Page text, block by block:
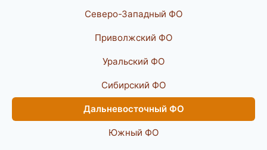
Северо-Западный ФО
Приволжский ФО
Уральский ФО
Сибирский ФО
Дальневосточный ФО
Южный ФО